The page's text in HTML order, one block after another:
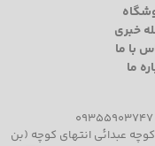
خبری
با ما
ما
09355903747
عبدائی انتهای کوچه (بن